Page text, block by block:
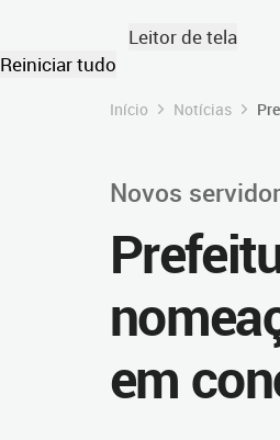
Leitor de tela
Reiniciar tudo
Início Notícias
Novos
em